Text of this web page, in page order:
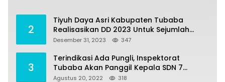
2
Tiyuh Daya Asri Kabupaten Tubaba
Realisasikan DD 2023 Untuk Sejumlah
Program Pembangunan
Desember 31, 2023 347
3
Terindikasi Ada Pungli, Inspektorat
Tubaba Akan Panggil Kepala SDN 7
Penumangan Baru
Agustus 20, 2022 318